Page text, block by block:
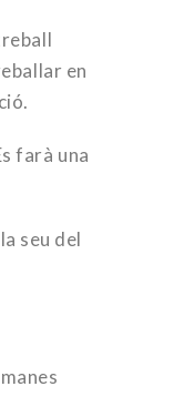
en
farà una
seu del